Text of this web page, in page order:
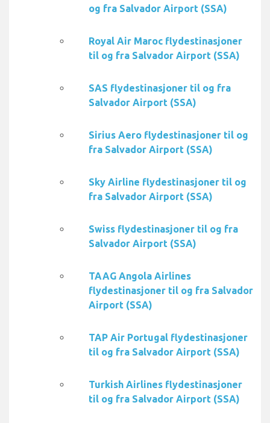
og fra Salvador Airport (SSA)
Royal Air Maroc flydestinasjoner
til og fra Salvador Airport (SSA)
SAS flydestinasjoner til og fra
Salvador Airport (SSA)
Sirius Aero flydestinasjoner til og
fra Salvador Airport (SSA)
Sky Airline flydestinasjoner til og
fra Salvador Airport (SSA)
Swiss flydestinasjoner til og fra
Salvador Airport (SSA)
TAAG Angola Airlines
flydestinasjoner til og fra Salvador
Airport (SSA)
TAP Air Portugal flydestinasjoner
til og fra Salvador Airport (SSA)
Turkish Airlines flydestinasjoner
til og fra Salvador Airport (SSA)